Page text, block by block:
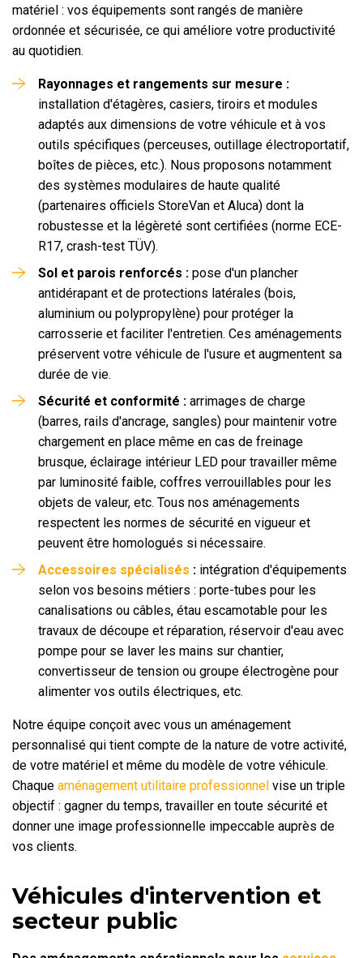
matériel : vos équipements sont rangés de manière
ordonnée et sécurisée, ce qui améliore votre productivité
au quotidien.
Rayonnages et rangements sur mesure :
installation d'étagères, casiers, tiroirs et modules
adaptés aux dimensions de votre véhicule et à vos
outils spécifiques (perceuses, outillage électroportatif,
boîtes de pièces, etc.). Nous proposons notamment
des systèmes modulaires de haute qualité
(partenaires officiels StoreVan et Aluca) dont la
robustesse et la légèreté sont certifiées (norme ECE-
R17, crash-test TÜV).
Sol et parois renforcés : pose d'un plancher
antidérapant et de protections latérales (bois,
aluminium ou polypropylène) pour protéger la
carrosserie et faciliter l'entretien. Ces aménagements
préservent votre véhicule de l'usure et augmentent sa
durée de vie.
Sécurité et conformité : arrimages de charge
(barres, rails d'ancrage, sangles) pour maintenir votre
chargement en place même en cas de freinage
brusque, éclairage intérieur LED pour travailler même
par luminosité faible, coffres verrouillables pour les
objets de valeur, etc. Tous nos aménagements
respectent les normes de sécurité en vigueur et
peuvent être homologués si nécessaire.
Accessoires spécialisés : intégration d'équipements
selon vos besoins métiers : porte-tubes pour les
canalisations ou câbles, étau escamotable pour les
travaux de découpe et réparation, réservoir d'eau avec
pompe pour se laver les mains sur chantier,
convertisseur de tension ou groupe électrogène pour
alimenter vos outils électriques, etc.
Notre équipe conçoit avec vous un aménagement
personnalisé qui tient compte de la nature de votre activité,
de votre matériel et même du modèle de votre véhicule.
Chaque aménagement utilitaire professionnel vise un triple
objectif : gagner du temps, travailler en toute sécurité et
donner une image professionnelle impeccable auprès de
vos clients.
Véhicules d'intervention et
secteur public